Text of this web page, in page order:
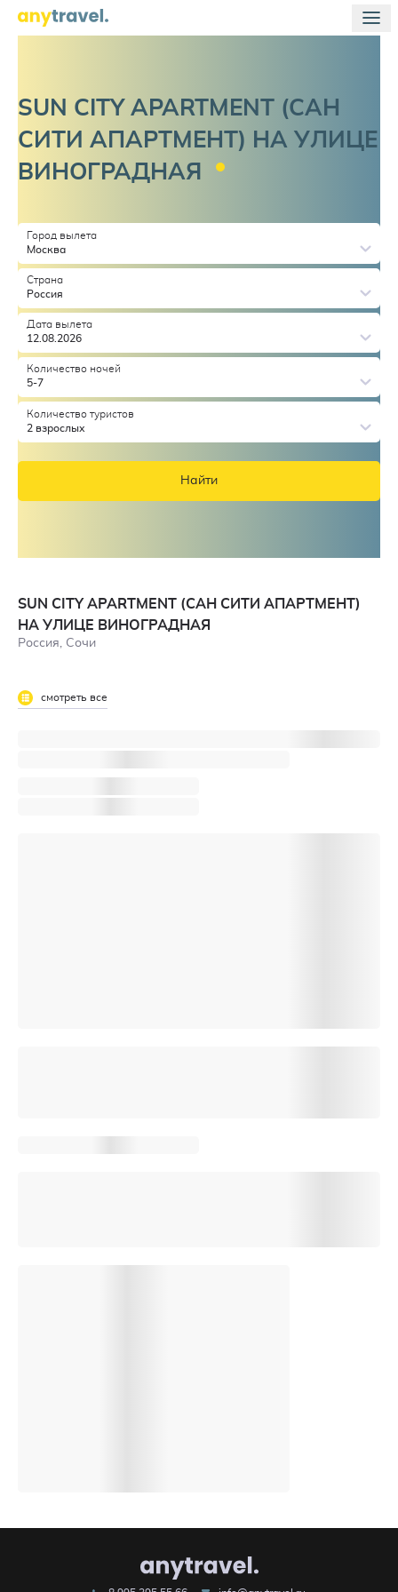
SUN CITY APARTMENT (САН
СИТИ АПАРТМЕНТ) НА УЛИЦЕ
ВИНОГРАДНАЯ
Город вылета
Москва
Страна
Россия
Дата вылета
12.08.2026
Количество ночей
5-7
Количество туристов
2 взрослых
Найти
SUN CITY APARTMENT (САН СИТИ АПАРТМЕНТ)
НА УЛИЦЕ ВИНОГРАДНАЯ
Россия, Сочи
смотреть все